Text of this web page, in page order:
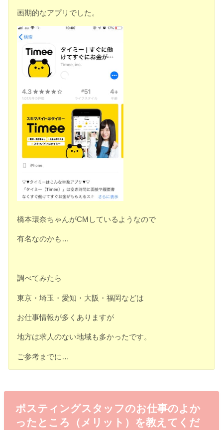
画期的なアプリでした。
橋本環奈ちゃんがCMしているようなので
有名なのかも…
調べてみたら
東京・埼玉・愛知・大阪・福岡などは
お仕事情報が多くありますが
地方は求人のない地域も多かったです。
ご参考までに…
ポスティングスタッフのお仕事のよか
ったところ（メリット）を教えてくだ